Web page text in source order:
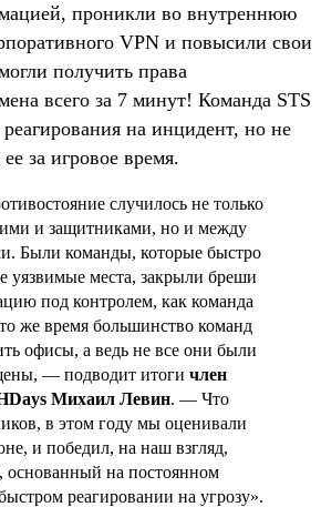
проникли во внутреннюю
VPN и повысили свои
получить права
всего за 7 минут! Команда STS
на инцидент, но не
за игровое время.
случилось не только
и защитниками, но и между
Были команды, которые быстро
уязвимые места, закрыли бреши
под контролем, как команда
же время большинство команд
офисы, а ведь не все они были
— подводит итоги член
Михаил Левин. — Что
в этом году мы оценивали
и победил, на наш взгляд,
основанный на постоянном
реагировании на угрозу».